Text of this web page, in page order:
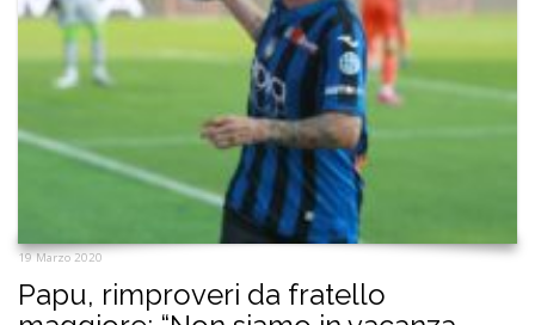
19 Marzo 2020
Papu, rimproveri da fratello